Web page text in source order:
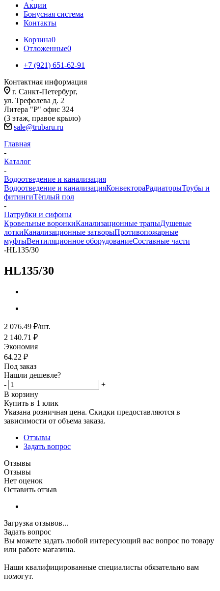
Акции
Бонусная система
Контакты
Корзина0
Отложенные0
+7 (921) 651-62-91
Контактная информация
г. Санкт-Петербург,
ул. Трефолева д. 2
Литера "Р" офис 324
(3 этаж, правое крыло)
sale@trubaru.ru
Главная
-
Каталог
-
Водоотведение и канализация
Водоотведение и канализацияКонвектораРадиаторыТрубы и
фитингиТёплый пол
-
Патрубки и сифоны
Кровельные воронкиКанализационные трапыДушевые
лоткиКанализационные затворыПротивопожарные
муфтыВентиляционное оборудованиеСоставные части
-HL135/30
HL135/30
2 076.49 ₽/шт.
2 140.71 ₽
Экономия
64.22 ₽
Под заказ
Нашли дешевле?
-
+
В корзину
Купить в 1 клик
Указана розничная цена. Скидки предоставляются в
зависимости от объема заказа.
Отзывы
Задать вопрос
Отзывы
Отзывы
Нет оценок
Оставить отзыв
Загрузка отзывов...
Задать вопрос
Вы можете задать любой интересующий вас вопрос по товару
или работе магазина.
Наши квалифицированные специалисты обязательно вам
помогут.